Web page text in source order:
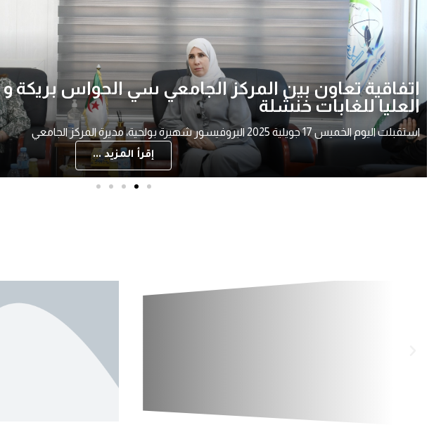
إقرأ المزيد ...
ترأست اليوم الخميس 10 جويلية 2025 البروفيسور شهيرة بولحية
إجتماع المجلس العلمي الدورة العادية الاولى لسنة 2025